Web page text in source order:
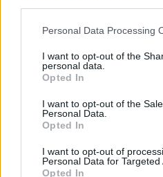
Please note that this website/
not limited to your visit or usage
grant or deny consent to
use your data for below
consent section.
Personal Data Processing
I want to opt-out of the
personal data.
Opted In
I want to opt-out of the
Personal Data.
Opted In
I want to opt-out of
Personal Data for Targeted
Opted In